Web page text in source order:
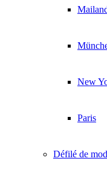
New
Paris
Défilé de